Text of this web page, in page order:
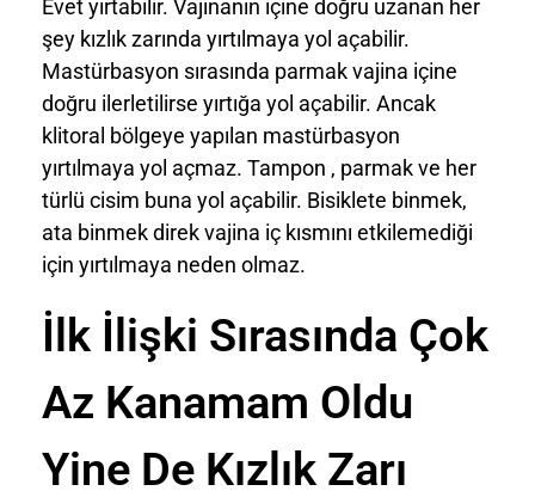
Evet yırtabilir. Vajinanın içine doğru uzanan her
şey kızlık zarında yırtılmaya yol açabilir.
Mastürbasyon sırasında parmak vajina içine
doğru ilerletilirse yırtığa yol açabilir. Ancak
klitoral bölgeye yapılan mastürbasyon
yırtılmaya yol açmaz. Tampon , parmak ve her
türlü cisim buna yol açabilir. Bisiklete binmek,
ata binmek direk vajina iç kısmını etkilemediği
için yırtılmaya neden olmaz.
İlk İlişki Sırasında Çok
Az Kanamam Oldu
Yine De Kızlık Zarı